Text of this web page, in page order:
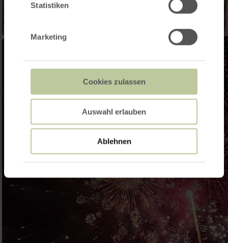
Statistiken
Marketing
Cookies zulassen
Auswahl erlauben
Ablehnen